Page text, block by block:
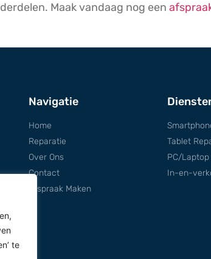
te
Maak vandaag nog een
Navigatie
Home
Reparatie
Over Ons
Contact
Afspraak Maken
Tablet
PC/
In-en-